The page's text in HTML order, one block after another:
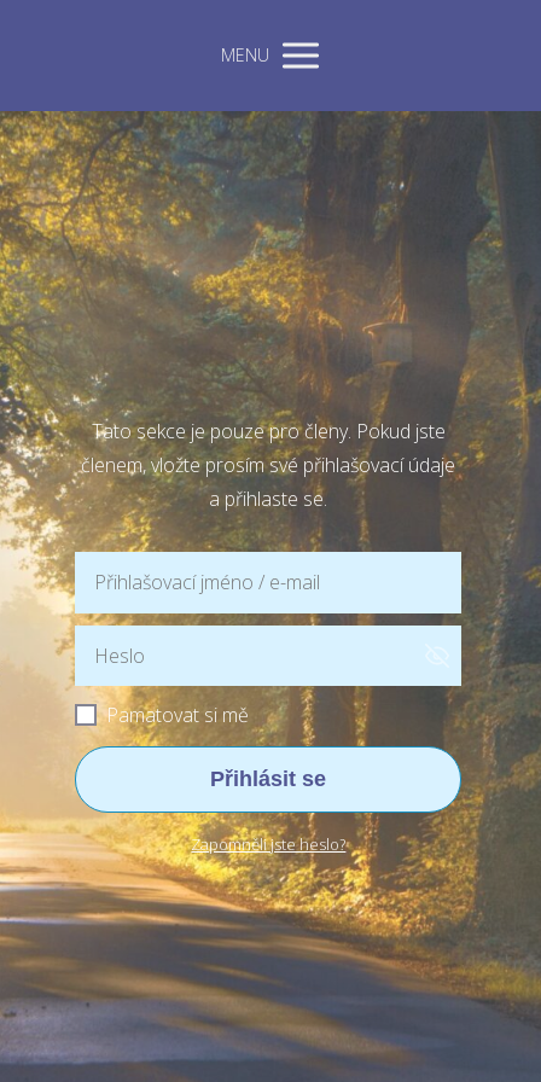
MENU
Tato sekce je pouze pro členy. Pokud jste
členem, vložte prosím své přihlašovací údaje
a přihlaste se.
Pamatovat si mě
Přihlásit se
Zapomněli jste heslo?